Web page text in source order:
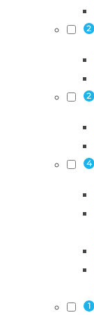
2
2
4
1